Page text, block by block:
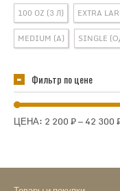
100 OZ (3 Л) EXTRA
MEDIUM (A) SINGLE
Фильтр по цене
Минимальная
Максимальная
ЦЕНА: 2 200 ₽—42 300